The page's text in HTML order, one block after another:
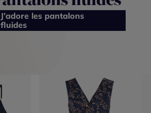
J’adore les pantalons
fluides